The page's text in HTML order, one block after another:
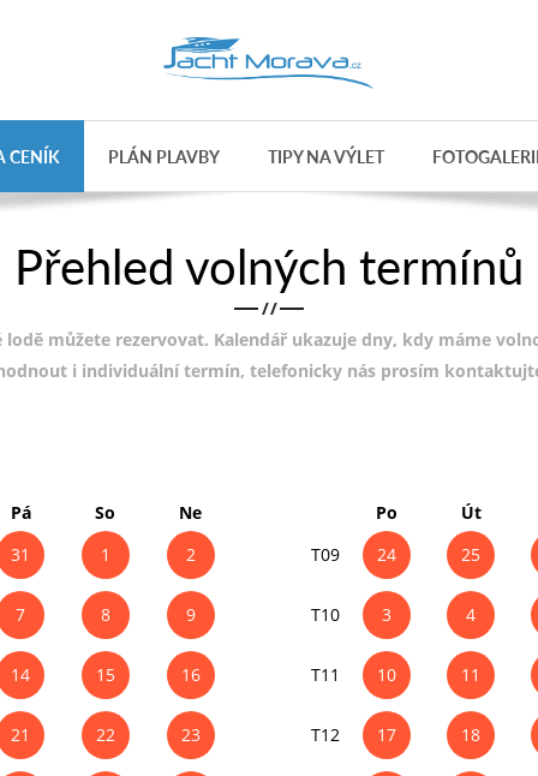
CENÍK PLÁN PLAVBY TIPY NA VÝLET
Přehled volných termínů
/ /
můžete rezervovat. Kalendář ukazuje dny, kdy máme
i individuální termín, telefonicky nás prosím
Pá So
Ne
31 1 2
7 8 9
14 15 16
21 22 23
Po
Út
T09
24 25
T10 3 4
T11 10 11
T12 17 18